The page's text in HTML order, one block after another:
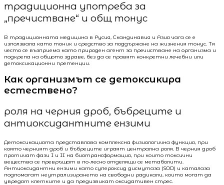
традиционна употреба за
„пречистване“ и общ тонус
В традиционната медицина в Русия, Скандинавия и Азия чага се е
използвала като тоник и средство за поддържане на жизнения тонус. Тя
често се възприема като природен агент за пречистване на организма и
подкрепа на общото здраве, без да се правят конкретни лечебни или
детоксикационни претенции.
Как организмът се детоксикира
естествено?
роля на черния дроб, бъбреците и
антиоксидантните ензими
Детоксикацията представлява комплексна физиологична функция, при
която черният дроб и бъбреците играят централна роля. В черния дроб
протичат фази I и II на биотрансформация, при които токсични
вещества се превръщат в по-лесно отделящи се метаболити.
Антиоксидантни ензими като супероксид дисмутаза (SOD) и каталаза
подпомагат неутрализирането на свободни радикали, които могат да
увредят клетките и да предизвикат оксидативен стрес.